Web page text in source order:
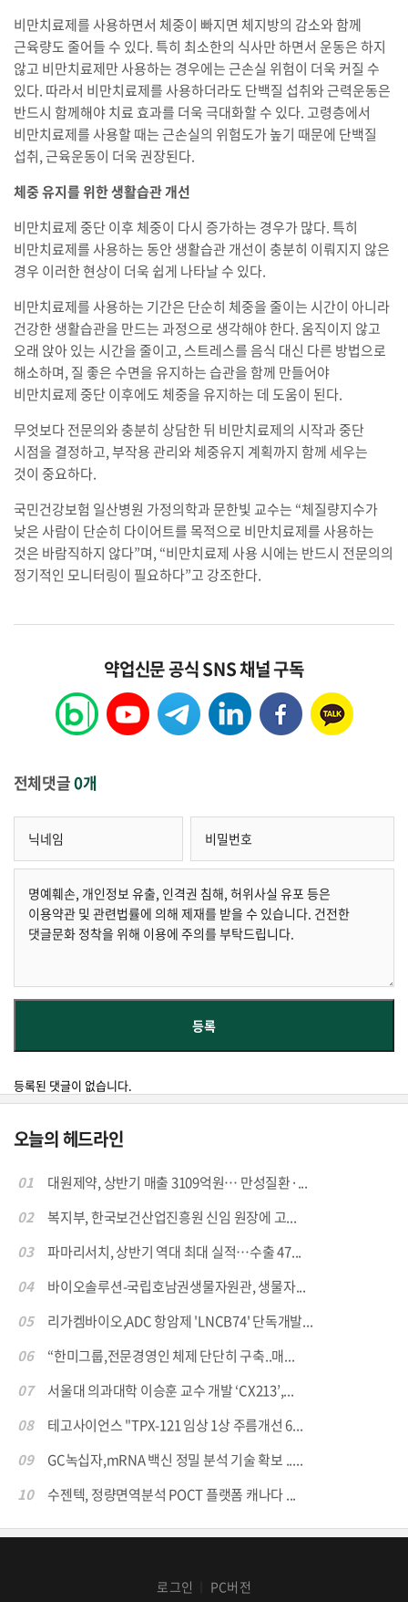
비만치료제를 사용하면서 체중이 빠지면 체지방의 감소와 함께
근육량도 줄어들 수 있다. 특히 최소한의 식사만 하면서 운동은 하지
않고 비만치료제만 사용하는 경우에는 근손실 위험이 더욱 커질 수
있다. 따라서 비만치료제를 사용하더라도 단백질 섭취와 근력운동은
반드시 함께해야 치료 효과를 더욱 극대화할 수 있다. 고령층에서
비만치료제를 사용할 때는 근손실의 위험도가 높기 때문에 단백질
섭취, 근육운동이 더욱 권장된다.
체중 유지를 위한 생활습관 개선
비만치료제 중단 이후 체중이 다시 증가하는 경우가 많다. 특히
비만치료제를 사용하는 동안 생활습관 개선이 충분히 이뤄지지 않은
경우 이러한 현상이 더욱 쉽게 나타날 수 있다.
비만치료제를 사용하는 기간은 단순히 체중을 줄이는 시간이 아니라
건강한 생활습관을 만드는 과정으로 생각해야 한다. 움직이지 않고
오래 앉아 있는 시간을 줄이고, 스트레스를 음식 대신 다른 방법으로
해소하며, 질 좋은 수면을 유지하는 습관을 함께 만들어야
비만치료제 중단 이후에도 체중을 유지하는 데 도움이 된다.
무엇보다 전문의와 충분히 상담한 뒤 비만치료제의 시작과 중단
시점을 결정하고, 부작용 관리와 체중유지 계획까지 함께 세우는
것이 중요하다.
국민건강보험 일산병원 가정의학과 문한빛 교수는 “체질량지수가
낮은 사람이 단순히 다이어트를 목적으로 비만치료제를 사용하는
것은 바람직하지 않다”며, “비만치료제 사용 시에는 반드시 전문의의
정기적인 모니터링이 필요하다”고 강조한다.
약업신문 공식 SNS 채널 구독
전체댓글0개
등록된 댓글이 없습니다.
오늘의 헤드라인
01
대원제약, 상반기 매출 3109억원… 만성질환·...
02
복지부, 한국보건산업진흥원 신임 원장에 고...
03
파마리서치, 상반기 역대 최대 실적…수출 47...
04
바이오솔루션-국립호남권생물자원관, 생물자...
05
리가켐바이오,ADC 항암제 'LNCB74' 단독개발...
06
“한미그룹,전문경영인 체제 단단히 구축..매...
07
서울대 의과대학 이승훈 교수 개발 ‘CX213’,...
08
테고사이언스 "TPX-121 임상 1상 주름개선 6...
09
GC녹십자,mRNA 백신 정밀 분석 기술 확보 .....
10
수젠텍, 정량면역분석 POCT 플랫폼 캐나다 ...
로그인 PC버전